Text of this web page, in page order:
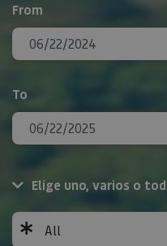
From
To
Elige uno, varios o
All